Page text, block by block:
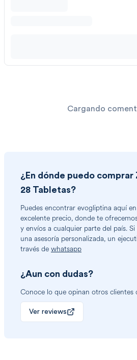
Cargando
¿En dónde puedo comprar
28 Tabletas?
Puedes encontrar evogliptina aquí
excelente precio, donde te
y envíos a cualquier parte del país.
una asesoría personalizada, un
través de whatsapp
¿Aun con dudas?
Conoce lo que opinan otros clientes
Ver reviews